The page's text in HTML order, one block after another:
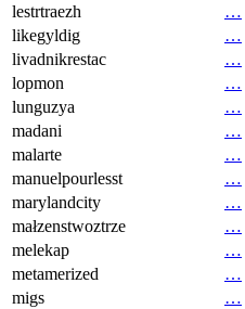
lestrtraezh
…
likegyldig
…
livadnikrestac
…
lopmon
…
lunguzya
…
madani
…
malarte
…
manuelpourlesst
…
marylandcity
…
małzenstwoztrze
…
melekap
…
metamerized
…
migs
…